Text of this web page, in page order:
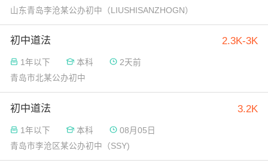
山东青岛李沧某公办初中（LIUSHISANZHOGN）
2.3K-3K
初中道法
1年以下 本科
2天前
青岛市北某公办初中
3.2K
初中道法
1年以下 本科
08月05日
青岛市李沧区某公办初中（SSY)